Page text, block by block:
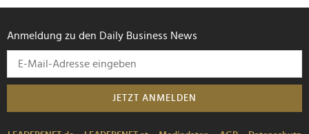
Anmeldung zu den Daily Business News
JETZT ANMELDEN